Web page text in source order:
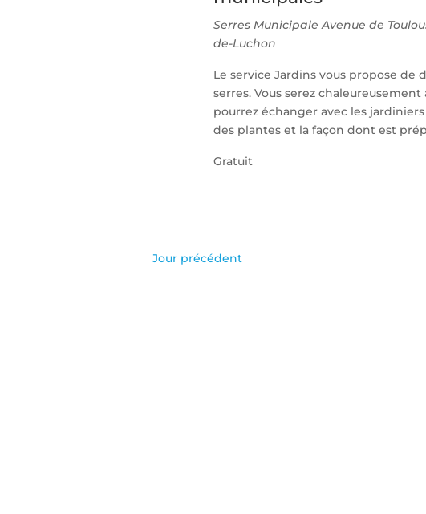
Serres MunicipaleAvenue de
de-Luchon
Le service Jardins vous propose de
serres. Vous serez chaleureusement
pourrez échanger avec les jardiniers
des plantes et la façon dont est
Gratuit
Jour précédent